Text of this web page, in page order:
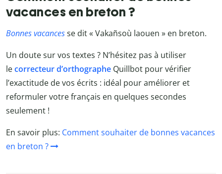
vacances en breton ?
Bonnes vacancesse dit « Vakañsoù laouen » en breton.
Un doute sur vos textes ? N’hésitez pas à utiliser
lecorrecteur d’orthographe Quillbot pour vérifier
l’exactitude de vos écrits : idéal pour améliorer et
reformuler votre français en quelques secondes
seulement !
En savoir plus: Comment souhaiter de bonnes vacances
en breton ?